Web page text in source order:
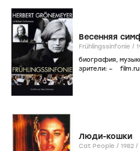
Весенняя
Frühlingssinfonie /
биография,
зрители: –
Люди-кошки
Cat People / 1982 /